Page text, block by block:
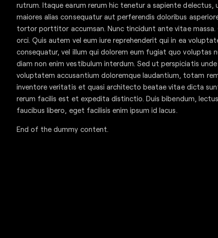
rutrum. Itaque earum rerum hic tenetur a sapiente
maiores alias consequatur aut perferendis doloribus
tortor porttitor accumsan. Nunc tincidunt ante vitae massa.
orci. Quis autem vel eum iure reprehenderit qui in ea
consequatur, vel illum qui dolorem eum fugiat quo voluptas
diam non enim vestibulum interdum. Sed ut perspiciatis
voluptatem accusantium doloremque laudantium, totam
inventore veritatis et quasi architecto beatae vitae dicta
rerum facilis est et expedita distinctio. Duis bibendum,
faucibus libero, eget facilisis enim ipsum id lacus.
End of the dummy content.